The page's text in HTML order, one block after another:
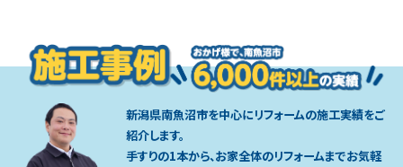
新潟県南魚沼市を中心にリフォームの施工実績をご
紹介します。
手すりの1本から、お家全体のリフォームまでお気軽